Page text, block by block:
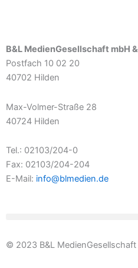
B&L MedienGesellschaft mbH &
Postfach 10 02 20
40702 Hilden
Max-Volmer-Straße 28
40724 Hilden
Tel.: 02103/204-0
Fax: 02103/204-204
E-Mail: info@blmedien.de
© 2023 B&L MedienGesellschaft